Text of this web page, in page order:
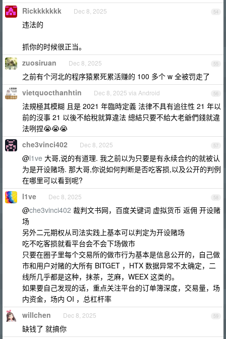
54
Rickkkkkkk Dec 8, 2025
违法的
抓你的时候很正当。
55
zuosiruan Dec 8, 2025
之前有个河北的程序猿累死累活赚的 100 多个 w 全被罚走了
56
vietquocthanhtin Dec 8, 2025 via Android
法規極其模糊 且是 2021 年臨時定義 法律不具有追往性 21 年以
前的沒事 21 以後不給稅就算違法 總結只要不給大老爺們錢就違
法咧捏😭😭😭
57
che3vinci402 Dec 8, 2025
@l1ve 大哥,说的有道理. 我之前以为只要是有永续合约的就被认
为是开设赌场. 那大哥,你说如何判断是否吃客损,以及公开的判例
在哪里可以看到呢?
58
l1ve Dec 8, 2025
@che3vinci402 裁判文书网，百度关键词 虚拟货币 返佣 开设赌
场
另外二元期权从司法实践上基本可以判定为开设赌场
吃不吃客损就看平台会不会下场做市
只要在圈子里每个交易所的做市行为基本是信息公开的，自己做
市和用户对赌的大所有 BITGET ，HTX 数据异常不太确定，二
线所几乎都是这种，抹茶，芝麻，WEEX 这类的。
如果要自己发现的话，重点关注平台的订单簿深度，交易量，场
内资金，场内 OI ，总杠杆率
59
willchen Dec 8, 2025
缺钱了 就搞你